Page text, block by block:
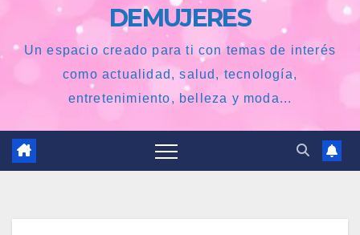
DEMUJERES
Un espacio creado para ti con temas de interés
como actualidad, salud, tecnología,
entretenimiento, belleza y moda...